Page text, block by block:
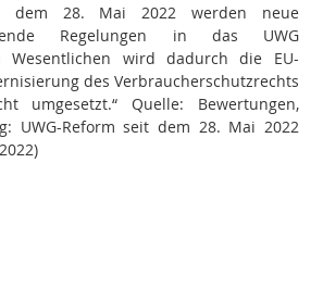
dem 28. Mai 2022 werden neue
Regelungen in das UWG
Wesentlichen wird dadurch die EU-
des Verbraucherschutzrechts
umgesetzt.“ Quelle: Bewertungen,
UWG-Reform seit dem 28. Mai 2022